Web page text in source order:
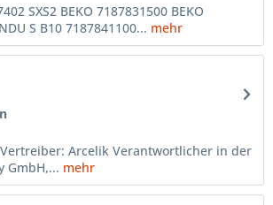
SXS2 BEKO 7187831500 BEKO
S B10 7187841100... mehr
Arcelik Verantwortlicher in der
GmbH,... mehr